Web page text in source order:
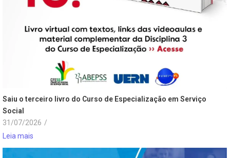
Saiu o terceiro livro do Curso de Especialização em Serviço
Social
31/07/2026 /
Leia mais